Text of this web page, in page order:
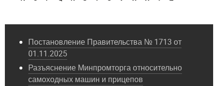
Постановление Правительства № 1713 от
01.11.2025
Разъяснение Минпромторга относительно
самоходных машин и прицепов